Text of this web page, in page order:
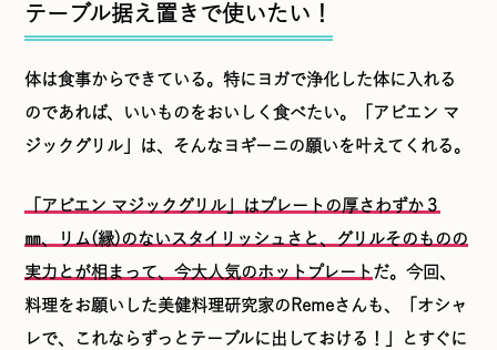
テーブル据え置きで使いたい！
体は食事からできている。特にヨガで浄化した体に入れる
のであれば、いいものをおいしく食べたい。「アビエン マ
ジックグリル」は、そんなヨギーニの願いを叶えてくれる。
「アビエン マジックグリル」はプレートの厚さわずか３
㎜、リム(縁)のないスタイリッシュさと、グリルそのものの
実力とが相まって、今大人気のホットプレート だ。今回、
料理をお願いした美健料理研究家のRemeさんも、「オシャ
レで、これならずっとテーブルに出しておける！」とすぐに